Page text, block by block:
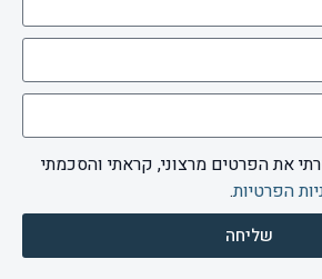
את הפרטים מרצוני, קראתי והסכמתי
הפרטיות.
שליחה